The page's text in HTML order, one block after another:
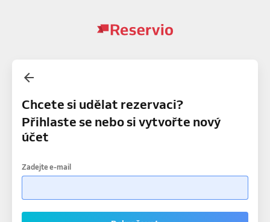
Chcete si udělat rezervaci?
Přihlaste se nebo si vytvořte nový
účet
Zadejte e-mail